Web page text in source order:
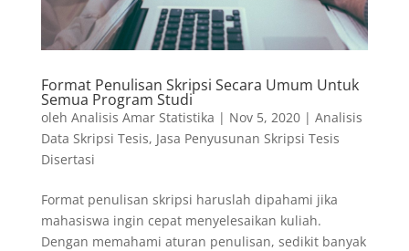
Format Penulisan Skripsi Secara Umum Untuk
Semua Program Studi
oleh Analisis Amar Statistika | Nov 5, 2020| Analisis
Data Skripsi Tesis, Jasa Penyusunan Skripsi Tesis
Disertasi
Format penulisan skripsi haruslah dipahami jika
mahasiswa ingin cepat menyelesaikan kuliah.
Dengan memahami aturan penulisan, sedikit banyak